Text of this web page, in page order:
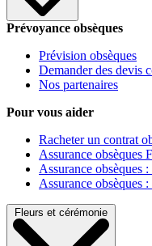
Prévoyance obsèques
Prévision obsèques
Demander des devis
Nos partenaires
Pour vous aider
Racheter un contrat
Assurance obsèques
Assurance
Assurance obsèques
Fleurs et cérémonie